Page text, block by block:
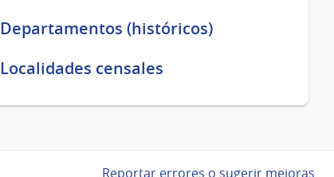
Departamentos (históricos)
Localidades censales
Reportar errores o sugerir mejoras